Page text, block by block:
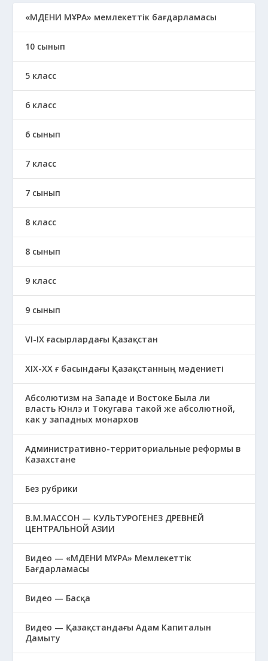
«МӘДЕНИ МҰРА» мемлекеттік бағдарламасы
10 сынып
5 класс
6 класс
6 сынып
7 класс
7 сынып
8 класс
8 сынып
9 класс
9 сынып
VI-IX ғасырлардағы Қазақстан
XIХ-XX ғ басындағы Қазақстанның мәдениеті
Абсолютизм на Западе и Востоке Была ли
власть Юнлэ и Токугава такой же абсолютной,
как у западных монархов
Административно-территориальные реформы в
Казахстане
Без рубрики
В.М.МАССОН — КУЛЬТУРОГЕНЕЗ ДРЕВНЕЙ
ЦЕНТРАЛЬНОЙ АЗИИ
Видео — «МӘДЕНИ МҰРА» Мемлекеттік
Бағдарламасы
Видео — Басқа
Видео — Қазақстандағы Адам Капиталын
Дамыту